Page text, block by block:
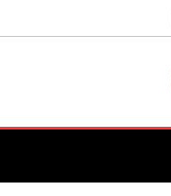
zum
MENU